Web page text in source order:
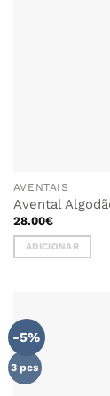
AVENTAIS
Avental
28.00€
ADICIONAR
-5%
3 pcs